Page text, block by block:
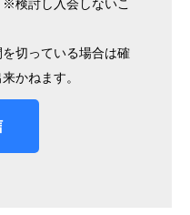
検討し入会しないこ
切っている場合は確
かねます。